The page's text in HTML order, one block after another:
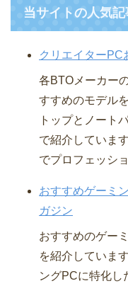
当サイトの人気
クリエイターPC
各BTOメーカー
すすめのモデル
トップとノート
で紹介していま
でプロフェッシ
おすすめゲーミ
ガジン
おすすめのゲー
を紹介していま
ングPCに特化し